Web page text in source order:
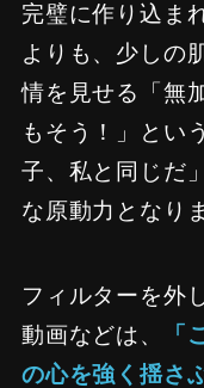
完璧に作り込ま
よりも、少しの
情を見せる「無
もそう！」とい
子、私と同じだ
な原動力となり
フィルターを外
動画などは、
「
の心を強く揺さ